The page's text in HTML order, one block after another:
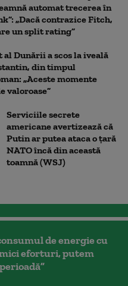
automat trecerea în
„Dacă contrazice Fitch,
un split rating”
Dunării a scos la iveală
din timpul
„Aceste momente
valoroase”
Serviciile secrete
americane avertizează că
Putin ar putea ataca o țară
NATO încă din această
toamnă (WSJ)
de energie cu
mici eforturi, putem